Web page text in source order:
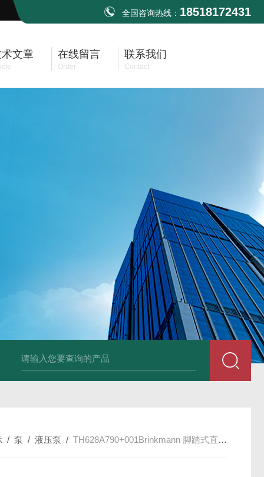
全国咨询热线： 18518172431
文章 在线留言
Order
联系我们
Contact
UP2-P 24VMarco SPA带有螺旋青铜齿轮的自吸电动泵
/泵 /液压泵 /TH628A790+001Brinkmann 脚踏式直列泵不带电机